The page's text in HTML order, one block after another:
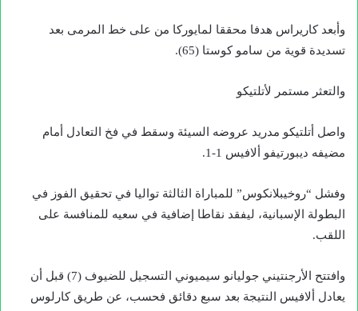
وأبعد كاريراس هدفا محققا لمايوركا من على خط المرمى بعد
تسديدة قوية من سامو كوستا (65).
والتعثر مستمر لأتلتيكو
واصل أتلتيكو مدريد عروضه السيئة وسقط في فخ التعادل أمام
مضيفه ديبورتيفو ألافيس 1-1.
وفشل “روخيبلانكوس” للمباراة الثالثة تواليا في تحقيق الفوز في
البطولة الإسبانية، ليفقد نقاطا إضافية في سعيه للمنافسة على
اللقب.
وافتتح الأرجنتيني جوليانو سيميوني التسجيل للضيوف (7) قبل أن
يعادل ألافيس النتيجة بعد سبع دقائق فحسب، عن طريق كارلوس